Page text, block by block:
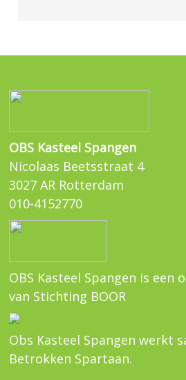
OBS Kasteel Spangen
Nicolaas Beetsstraat 4
3027 AR Rotterdam
010-4152770
OBS Kasteel Spangen is een
van Stichting BOOR
Obs Kasteel Spangen werkt
Betrokken Spartaan.